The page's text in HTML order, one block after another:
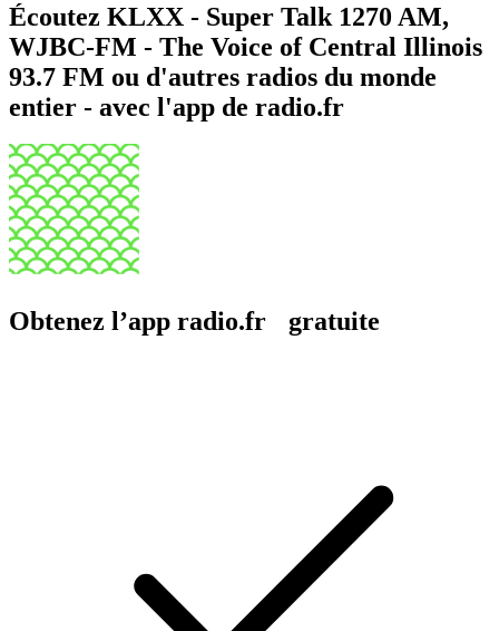
Écoutez KLXX - Super Talk 1270 AM,
WJBC-FM - The Voice of Central Illinois
93.7 FM ou d'autres radios du monde
entier - avec l'app de radio.fr
Obtenez l’app radio.fr gratuite